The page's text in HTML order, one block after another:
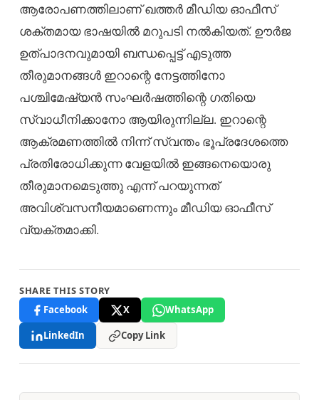
ആരോപണത്തിലാണ് ഖത്തർ മീഡിയ ഓഫീസ്
ശക്തമായ ഭാഷയിൽ മറുപടി നൽകിയത്. ഊർജ
ഉത്പാദനവുമായി ബന്ധപ്പെട്ട് എടുത്ത
തീരുമാനങ്ങൾ ഇറാന്റെ നേട്ടത്തിനോ
പശ്ചിമേഷ്യൻ സംഘർഷത്തിന്റെ ഗതിയെ
സ്വാധീനിക്കാനോ ആയിരുന്നില്ല. ഇറാന്റെ
ആക്രമണത്തിൽ നിന്ന് സ്വന്തം ഭൂപ്രദേശത്തെ
പ്രതിരോധിക്കുന്ന വേളയിൽ ഇങ്ങനെയൊരു
തീരുമാനമെടുത്തു എന്ന് പറയുന്നത്
അവിശ്വസനീയമാണെന്നും മീഡിയ ഓഫീസ്
വ്യക്തമാക്കി.
SHARE THIS STORY
Facebook
X
WhatsApp
LinkedIn
Copy Link